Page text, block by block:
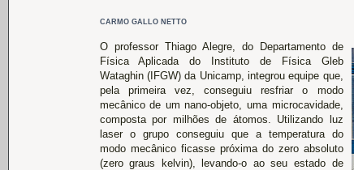
CARMO GALLO NETTO
O professor Thiago Alegre, do Departamento de
Física Aplicada do Instituto de Física Gleb
Wataghin (IFGW) da Unicamp, integrou equipe que,
pela primeira vez, conseguiu resfriar o modo
mecânico de um nano-objeto, uma microcavidade,
composta por milhões de átomos. Utilizando luz
laser o grupo conseguiu que a temperatura do
modo mecânico ficasse próxima do zero absoluto
(zero graus kelvin), levando-o ao seu estado de